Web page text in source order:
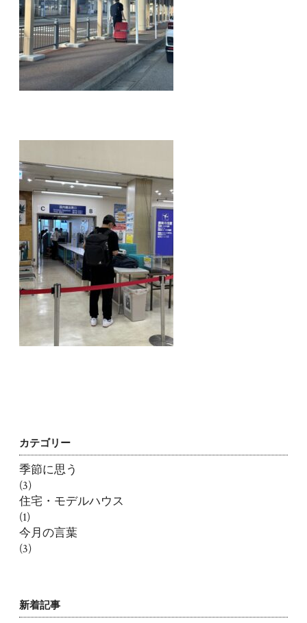
カテゴリー
季節に思う
(3)
住宅・モデルハウス
(1)
今月の言葉
(3)
新着記事